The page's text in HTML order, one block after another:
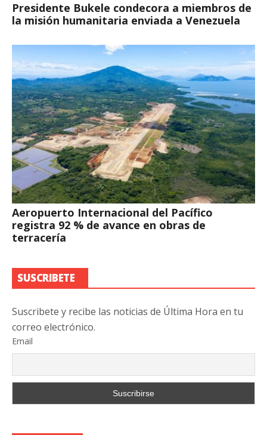
Presidente Bukele condecora a miembros de
la misión humanitaria enviada a Venezuela
Aeropuerto Internacional del Pacífico
registra 92 % de avance en obras de
terracería
SUSCRIBETE
Suscribete y recibe las noticias de Última Hora en tu
correo electrónico.
Email